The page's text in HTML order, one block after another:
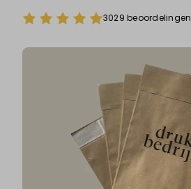
3029 beoordelingen